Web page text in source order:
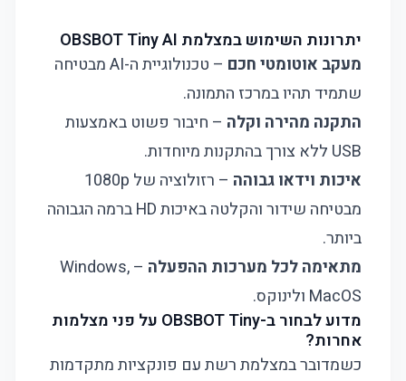
יתרונות השימוש במצלמת OBSBOT Tiny AI
מעקב אוטומטי חכם
– טכנולוגיית ה-AI מבטיחה
שתמיד תהיו במרכז התמונה.
התקנה מהירה וקלה – חיבור פשוט באמצעות
USB ללא צורך בהתקנות מיוחדות.
איכות וידאו גבוהה
– רזולוציה של 1080p
מבטיחה שידור והקלטה באיכות HD ברמה הגבוהה
ביותר.
מתאימה לכל מערכות ההפעלה
– Windows,
MacOS ולינוקס.
מדוע לבחור ב-OBSBOT Tiny על פני מצלמות
אחרות?
כשמדובר במצלמת רשת עם פונקציות מתקדמות